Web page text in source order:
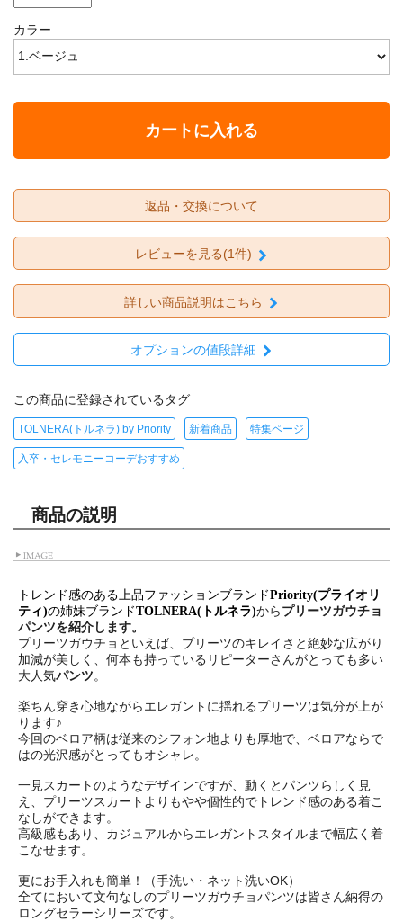
カラー
カートに入れる
返品・交換について
レビューを見る(1件)
詳しい商品説明はこちら
オプションの値段詳細
この商品に登録されているタグ
TOLNERA(トルネラ) by Priority 新着商品 特集ページ
入卒・セレモニーコーデおすすめ
商品の説明
トレンド感のある上品ファッションブランドPriority(プライオリ
ティ)の姉妹ブランドTOLNERA(トルネラ)からプリーツガウチョ
パンツを紹介します。
プリーツガウチョといえば、プリーツのキレイさと絶妙な広がり
加減が美しく、何本も持っているリピーターさんがとっても多い
大人気パンツ。
楽ちん穿き心地ながらエレガントに揺れるプリーツは気分が上が
ります♪
今回のベロア柄は従来のシフォン地よりも厚地で、ベロアならで
はの光沢感がとってもオシャレ。
一見スカートのようなデザインですが、動くとパンツらしく見
え、プリーツスカートよりもやや個性的でトレンド感のある着こ
なしができます。
高級感もあり、カジュアルからエレガントスタイルまで幅広く着
こなせます。
更にお手入れも簡単！（手洗い・ネット洗いOK）
全てにおいて文句なしのプリーツガウチョパンツは皆さん納得の
ロングセラーシリーズです。